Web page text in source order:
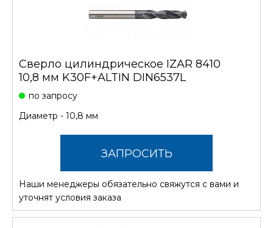
Сверло цилиндрическое IZAR 8410
10,8 мм K30F+ALTIN DIN6537L
по запросу
Диаметр - 10,8 мм
ЗАПРОСИТЬ
СТОИМОСТЬ
Наши менеджеры обязательно свяжутся с вами и
уточнят условия заказа